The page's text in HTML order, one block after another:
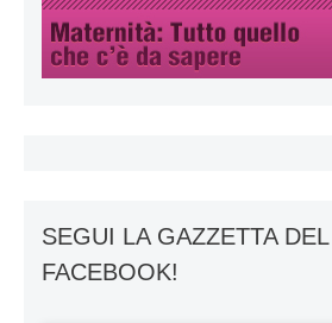
SEGUI LA GAZZETTA
FACEBOOK!